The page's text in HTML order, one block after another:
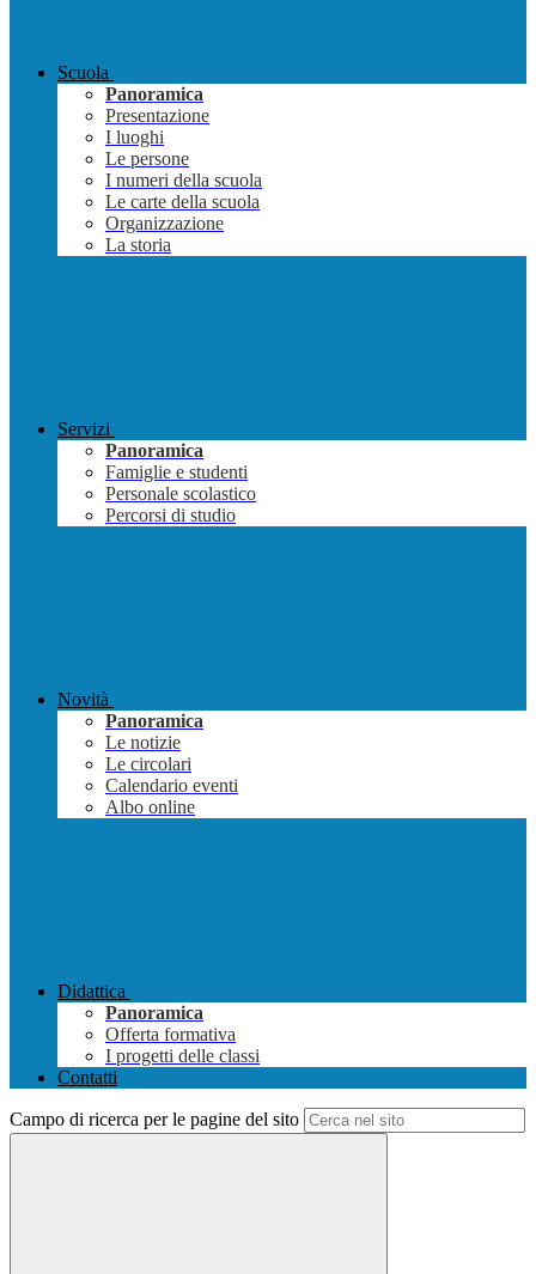
Scuola
Panoramica
Presentazione
I luoghi
Le persone
I numeri della scuola
Le carte della scuola
Organizzazione
La storia
Servizi
Panoramica
Famiglie e studenti
Personale scolastico
Percorsi di studio
Novità
Panoramica
Le notizie
Le circolari
Calendario eventi
Albo online
Didattica
Panoramica
Offerta formativa
I progetti delle classi
Contatti
Campo di ricerca per le pagine del sito